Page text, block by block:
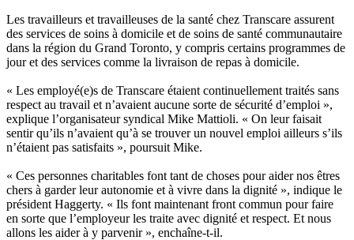
Les travailleurs et travailleuses de la santé chez Transcare assurent
des services de soins à domicile et de soins de santé communautaire
dans la région du Grand Toronto, y compris certains programmes de
jour et des services comme la livraison de repas à domicile.
« Les employé(e)s de Transcare étaient continuellement traités sans
respect au travail et n’avaient aucune sorte de sécurité d’emploi »,
explique l’organisateur syndical Mike Mattioli. « On leur faisait
sentir qu’ils n’avaient qu’à se trouver un nouvel emploi ailleurs s’ils
n’étaient pas satisfaits », poursuit Mike.
« Ces personnes charitables font tant de choses pour aider nos êtres
chers à garder leur autonomie et à vivre dans la dignité », indique le
président Haggerty. « Ils font maintenant front commun pour faire
en sorte que l’employeur les traite avec dignité et respect. Et nous
allons les aider à y parvenir », enchaîne-t-il.